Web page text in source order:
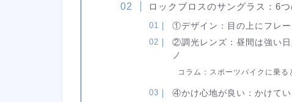
ロックブロスのサングラス：6
①デザイン：目の上にフレ
②調光レンズ：昼間は強い
ノ
コラム：スポーツバイクに乗る
④かけ心地が良い：かけて